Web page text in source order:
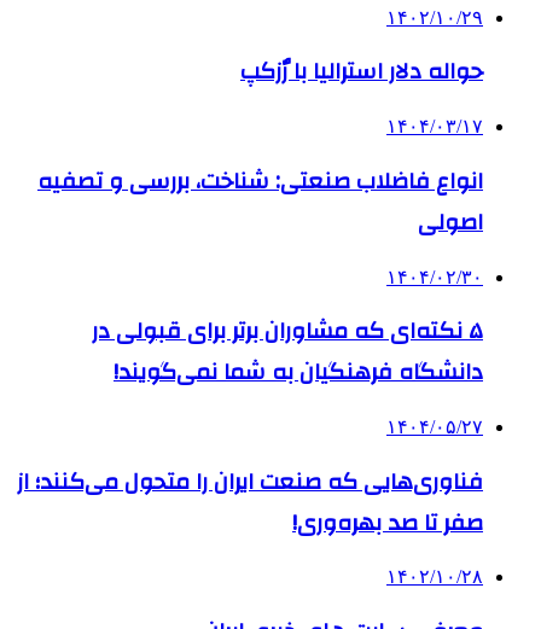
۱۴۰۲/۱۰/۲۹
حواله دلار استرالیا با رٌزکپ
۱۴۰۴/۰۳/۱۷
انواع فاضلاب صنعتی: شناخت، بررسی و تصفیه
اصولی
۱۴۰۴/۰۲/۳۰
۵ نکته‌ای که مشاوران برتر برای قبولی در
دانشگاه فرهنگیان به شما نمی‌گویند!
۱۴۰۴/۰۵/۲۷
فناوری‌هایی که صنعت ایران را متحول می‌کنند؛ از
صفر تا صد بهره‌وری!
۱۴۰۲/۱۰/۲۸